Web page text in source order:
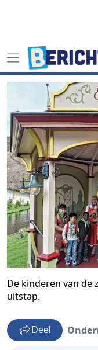
De kinderen van de
uitstap.
Deel